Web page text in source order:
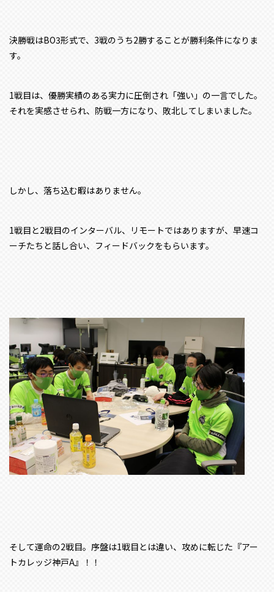
決勝戦はBO3形式で、3戦のうち2勝することが勝利条件になりま
す。
1戦目は、優勝実績のある実力に圧倒され「強い」の一言でした。
それを実感させられ、防戦一方になり、敗北してしまいました。
しかし、落ち込む暇はありません。
1戦目と2戦目のインターバル、リモートではありますが、早速コ
ーチたちと話し合い、フィードバックをもらいます。
そして運命の2戦目。序盤は1戦目とは違い、攻めに転じた『アー
トカレッジ神戸A』！！